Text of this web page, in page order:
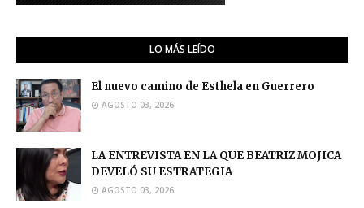
LO MÁS LEÍDO
El nuevo camino de Esthela en Guerrero
AGOSTO 03, 2026
LA ENTREVISTA EN LA QUE BEATRIZ MOJICA
DEVELÓ SU ESTRATEGIA
AGOSTO 03, 2026